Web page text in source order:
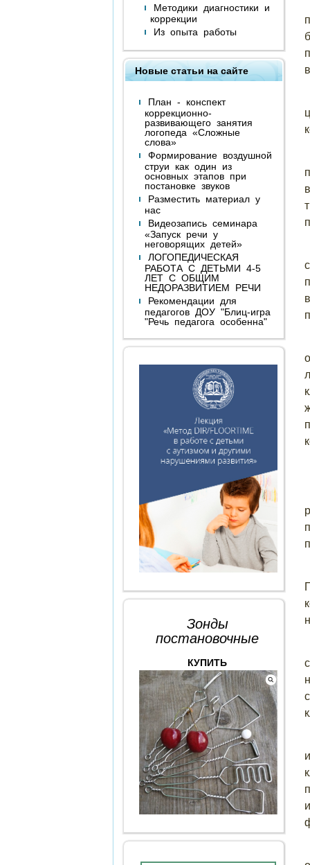
Методики диагностики и
коррекции
Из опыта работы
Новые статьи на сайте
План - конспект
коррекционно-
развивающего занятия
логопеда «Сложные
слова»
Формирование воздушной
струи как один из
основных этапов при
постановке звуков
Разместить материал у
нас
Видеозапись семинара
«Запуск речи у
неговорящих детей»
ЛОГОПЕДИЧЕСКАЯ
РАБОТА С ДЕТЬМИ 4-5
ЛЕТ С ОБЩИМ
НЕДОРАЗВИТИЕМ РЕЧИ
Рекомендации для
педагогов ДОУ "Блиц-игра
"Речь педагога особенна"
Зонды
постановочные
КУПИТЬ